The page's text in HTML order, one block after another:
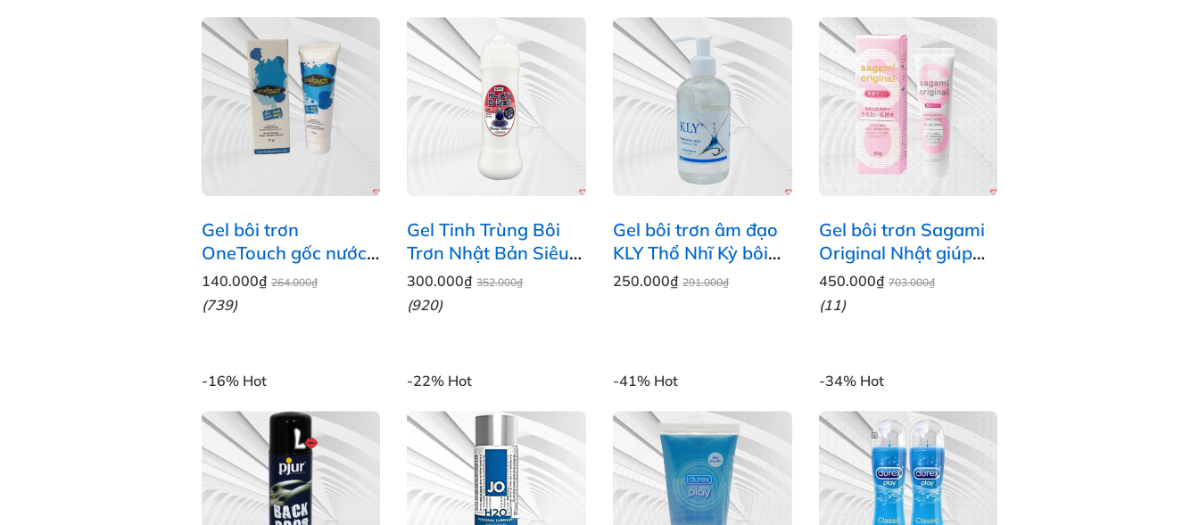
Gel bôi trơn
OneTouch gốc nước
Thái Lan 75g không
gây kích ứng
140.000₫264.000₫
(739)
Gel Tinh Trùng Bôi
Trơn Nhật Bản Siêu
Trơn 300ml Cao Cấp
300.000₫352.000₫
(920)
Gel bôi trơn âm đạo
KLY Thổ Nhĩ Kỳ bôi
trơn lâu chống khô
250.000₫ 291.000₫
Gel bôi trơn Sagami
Original Nhật giúp
quan hệ trơn tru dễ
chịu an toàn
450.000₫703.000₫
(11)
-16% Hot -22% Hot -41% Hot -34% Hot